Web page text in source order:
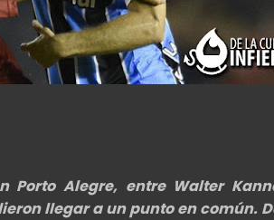
Porto Alegre, entre Walter
llegar a un punto en común.